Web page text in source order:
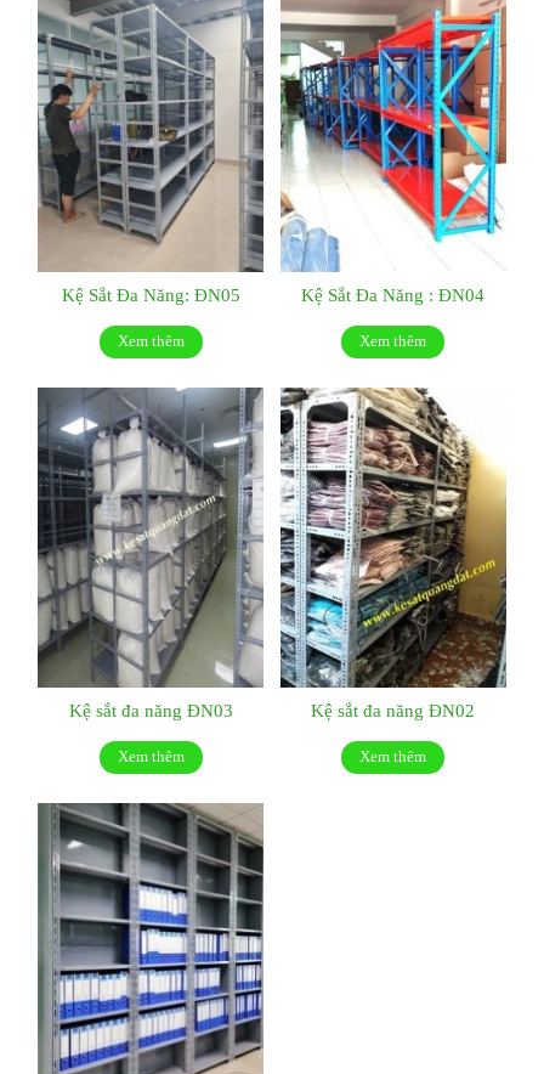
Kệ Sắt Đa Năng: ĐN05
Xem thêm
Kệ Sắt Đa Năng : ĐN04
Xem thêm
Kệ sắt đa năng ĐN03
Xem thêm
Kệ sắt đa năng ĐN02
Xem thêm